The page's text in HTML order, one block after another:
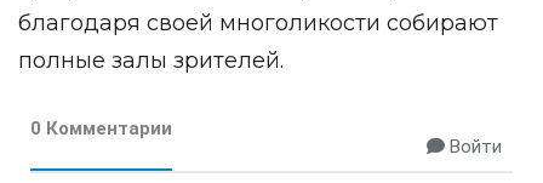
благодаря своей многоликости собирают
полные залы зрителей.
0 Комментарии
Войти